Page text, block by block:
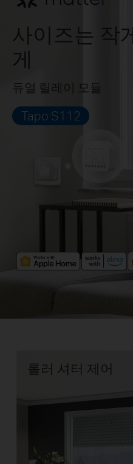
사이즈는 작
게
듀얼 릴레이 모듈
Tapo S112
롤러 셔터 제어